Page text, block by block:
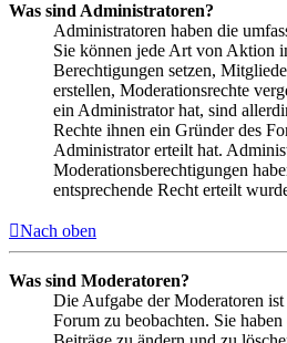
Was sind Administratoren?
Administratoren haben die
Sie können jede Art von Aktion
Berechtigungen setzen,
erstellen, Moderationsrechte
ein Administrator hat, sind
Rechte ihnen ein Gründer des
Administrator erteilt hat.
Moderationsberechtigungen
entsprechende Recht erteilt
Nach oben
Was sind Moderatoren?
Die Aufgabe der Moderatoren ist
Forum zu beobachten. Sie